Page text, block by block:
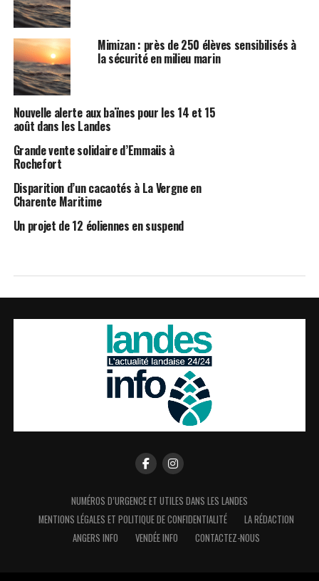
Mimizan : près de 250 élèves sensibilisés à
la sécurité en milieu marin
Nouvelle alerte aux baïnes pour les 14 et 15
août dans les Landes
Grande vente solidaire d’Emmaüs à
Rochefort
Disparition d’un cacaotés à La Vergne en
Charente Maritime
Un projet de 12 éoliennes en suspend
NUMÉROS D’URGENCE ET UTILES DANS LES LANDES
MENTIONS LÉGALES ET POLITIQUE DE CONFIDENTIALITÉ
LA RÉDACTION
ANGERS INFO
VENDÉE INFO CONTACTEZ-NOUS